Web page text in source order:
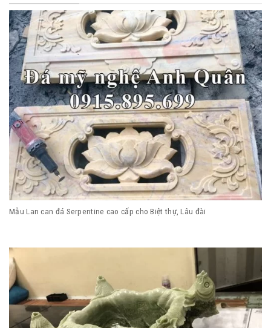
Mẫu Lan can đá Serpentine cao cấp cho Biệt thự, Lâu đài